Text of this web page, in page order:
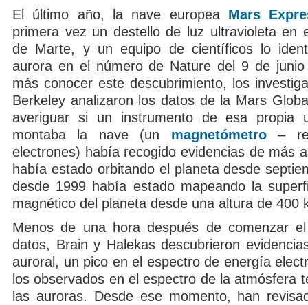
El último año, la nave europea Mars
primera vez un destello de luz ultravioleta en
de Marte, y un equipo de científicos lo
aurora en el número de Nature del 9 de
más conocer este descubrimiento, los
Berkeley analizaron los datos de la Mars
averiguar si un instrumento de esa propia
montaba la nave (un magnetómetro–
electrones) había recogido evidencias de más
había estado orbitando el planeta desde
desde 1999 había estado mapeando la
magnético del planeta desde una altura de 400
Menos de una hora después de comenzar
datos, Brain y Halekas descubrieron
auroral, un pico en el espectro de energía
los observados en el espectro de la atmósfera
las auroras. Desde ese momento, han